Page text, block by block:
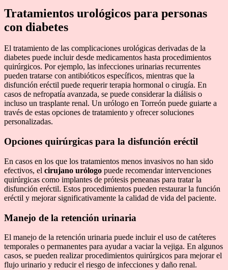
Tratamientos urológicos para personas
con diabetes
El tratamiento de las complicaciones urológicas derivadas de la
diabetes puede incluir desde medicamentos hasta procedimientos
quirúrgicos. Por ejemplo, las infecciones urinarias recurrentes
pueden tratarse con antibióticos específicos, mientras que la
disfunción eréctil puede requerir terapia hormonal o cirugía. En
casos de nefropatía avanzada, se puede considerar la diálisis o
incluso un trasplante renal. Un urólogo en Torreón puede guiarte a
través de estas opciones de tratamiento y ofrecer soluciones
personalizadas.
Opciones quirúrgicas para la disfunción eréctil
En casos en los que los tratamientos menos invasivos no han sido
efectivos, el cirujano urólogo puede recomendar intervenciones
quirúrgicas como implantes de prótesis peneanas para tratar la
disfunción eréctil. Estos procedimientos pueden restaurar la función
eréctil y mejorar significativamente la calidad de vida del paciente.
Manejo de la retención urinaria
El manejo de la retención urinaria puede incluir el uso de catéteres
temporales o permanentes para ayudar a vaciar la vejiga. En algunos
casos, se pueden realizar procedimientos quirúrgicos para mejorar el
flujo urinario y reducir el riesgo de infecciones y daño renal.